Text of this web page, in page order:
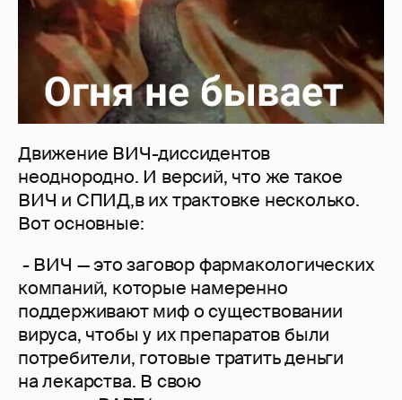
Движение ВИЧ-диссидентов
неоднородно. И версий, что же такое
ВИЧ и СПИД,в их трактовке несколько.
Вот основные:
- ВИЧ — это заговор фармакологических
компаний, которые намеренно
поддерживают миф о существовании
вируса, чтобы у их препаратов были
потребители, готовые тратить деньги
на лекарства. В свою